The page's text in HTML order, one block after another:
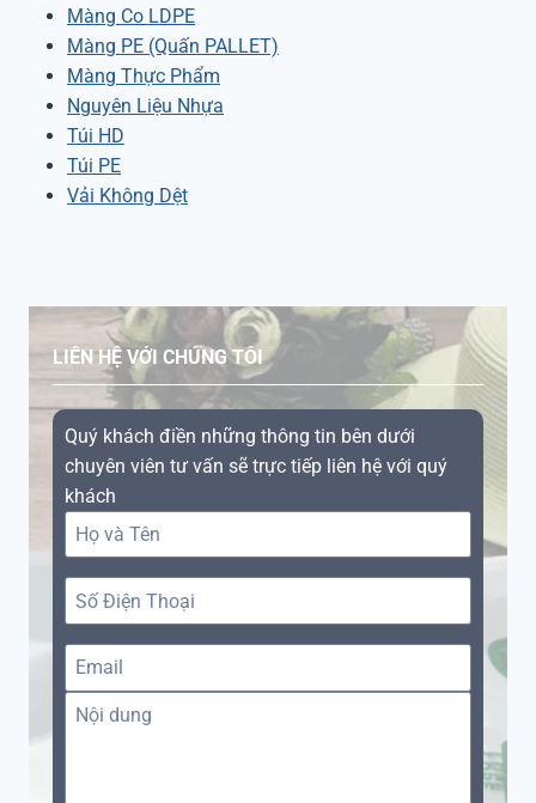
Màng Co LDPE
Màng PE (Quấn PALLET)
Màng Thực Phẩm
Nguyên Liệu Nhựa
Túi HD
Túi PE
Vải Không Dệt
LIÊN HỆ VỚI CHÚNG TÔI
Quý khách điền những thông tin bên dưới
chuyên viên tư vấn sẽ trực tiếp liên hệ với quý
khách